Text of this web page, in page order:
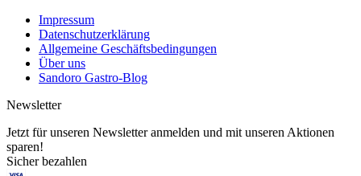
Impressum
Datenschutzerklärung
Allgemeine Geschäftsbedingungen
Über uns
Sandoro Gastro-Blog
Newsletter
Jetzt für unseren Newsletter anmelden und mit unseren Aktionen
sparen!
Sicher bezahlen